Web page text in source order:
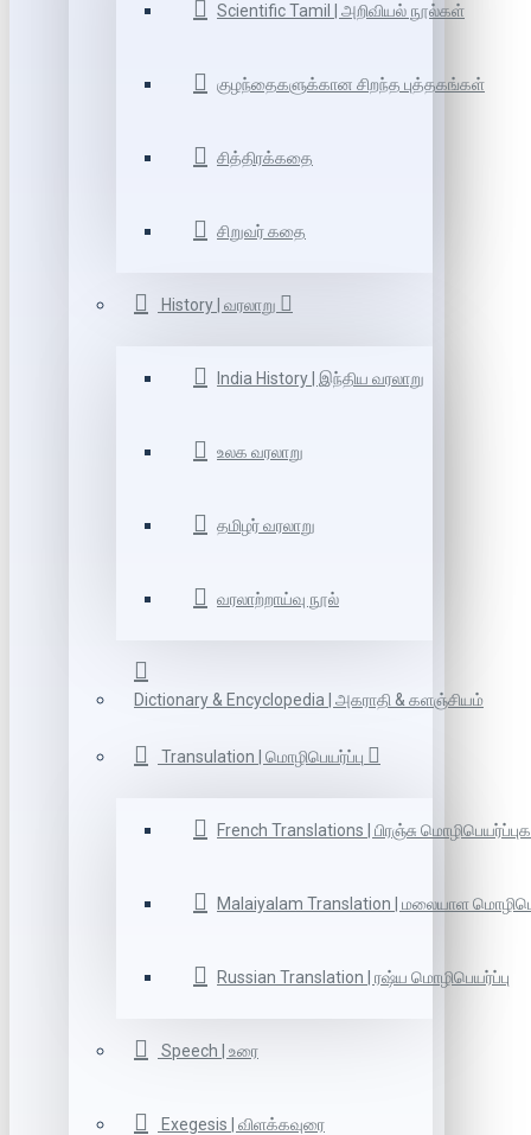
Scientific Tamil | அறிவியல் நூல்கள்
குழந்தைகளுக்கான சிறந்த புத்தகங்கள்
சித்திரக்கதை
சிறுவர் கதை
History | வரலாறு
India History | இந்திய வரலாறு
உலக வரலாறு
தமிழர் வரலாறு
வரலாற்றாய்வு நூல்
Dictionary & Encyclopedia | அகராதி & களஞ்சியம்
Transulation | மொழிபெயர்ப்பு
French Translations | பிரஞ்சு
Malaiyalam Translation | மலையாள
Russian Translation | ரஷ்ய மொழிபெயர்ப்பு
Speech | உரை
Exegesis | விளக்கவுரை